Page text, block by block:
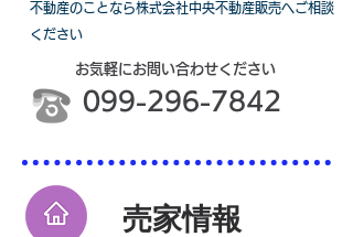
不動産のことなら株式会社中央不動産販売へご相談
ください
お気軽にお問い合わせください
099-296-7842
売家情報